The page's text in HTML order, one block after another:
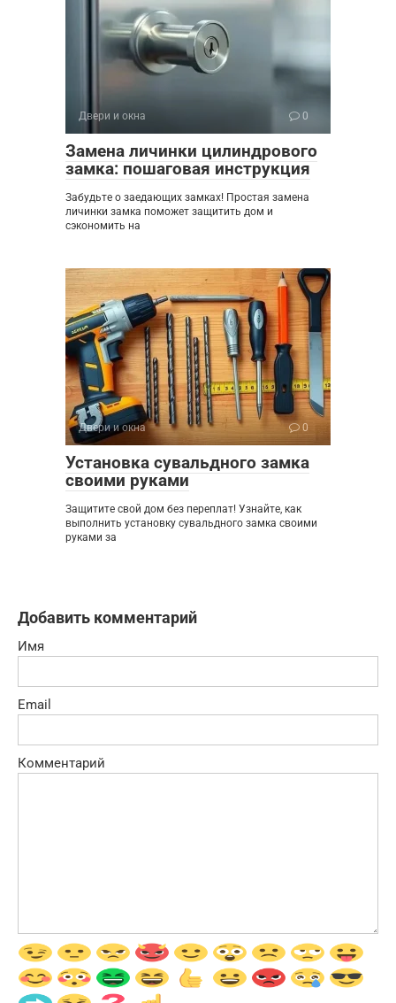
Двери и окна 0
Замена личинки цилиндрового
замка: пошаговая инструкция
Забудьте о заедающих замках! Простая замена
личинки замка поможет защитить дом и
сэкономить на
Двери и окна 0
Установка сувальдного замка
своими руками
Защитите свой дом без переплат! Узнайте, как
выполнить установку сувальдного замка своими
руками за
Добавить комментарий
Имя
Email
Комментарий